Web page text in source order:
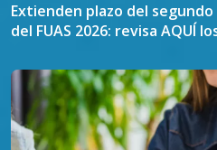
Extienden plazo del
del FUAS 2026: revisa AQUÍ